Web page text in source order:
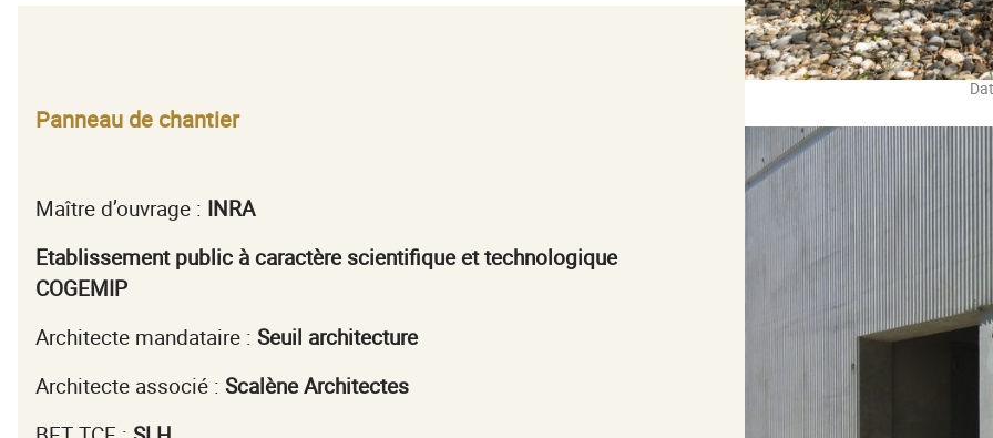
Panneau de chantier
Maître d’ouvrage : INRA
Etablissement public à caractère scientifiqueet technologique
COGEMIP
Architecte mandataire : Seuil architecture
Architecte associé : Scalène Architectes